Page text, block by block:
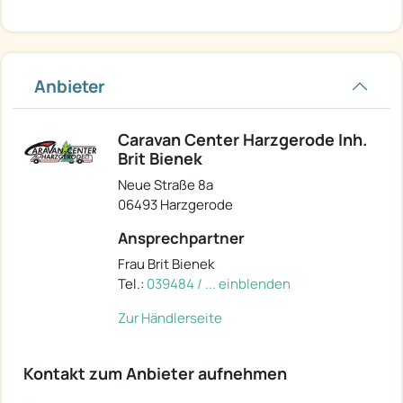
Anbieter
Caravan Center Harzgerode Inh.
Brit Bienek
Neue Straße 8a
06493 Harzgerode
Ansprechpartner
Frau Brit Bienek
Tel.: 039484 / ... einblenden
Zur Händlerseite
Kontakt zum Anbieter aufnehmen